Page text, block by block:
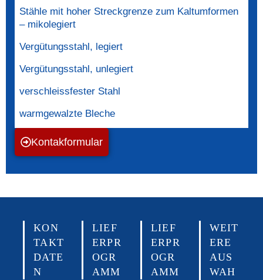
Stähle mit hoher Streckgrenze zum Kaltumformen
– mikolegiert
Vergütungsstahl, legiert
Vergütungsstahl, unlegiert
verschleissfester Stahl
warmgewalzte Bleche
Kontakformular
KON
TAKT
DATE
N
LIEF
ERPR
OGR
AMM
LIEF
ERPR
OGR
AMM
WEIT
ERE
AUS
WAH